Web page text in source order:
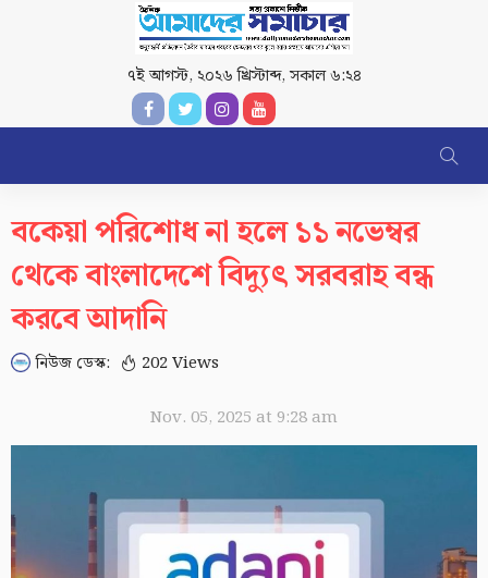
৭ই আগস্ট, ২০২৬ খ্রিস্টাব্দ,সকাল ৬:২৪
বকেয়া পরিশোধ না হলে ১১ নভেম্বর
থেকে বাংলাদেশে বিদ্যুৎ সরবরাহ বন্ধ
করবে আদানি
নিউজ ডেস্ক: 202 Views
Nov. 05, 2025 at 9:28 am